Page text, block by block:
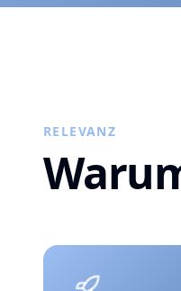
RELEVANZ